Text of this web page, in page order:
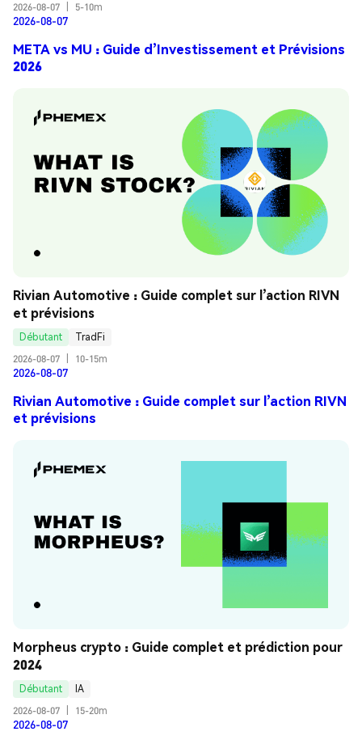
2026-08-07
5-10m
2026-08-07
META vs MU : Guide d’Investissement et Prévisions
2026
Rivian Automotive : Guide complet sur l’action RIVN
et prévisions
Débutant
TradFi
2026-08-07
10-15m
2026-08-07
Rivian Automotive : Guide complet sur l’action RIVN
et prévisions
Morpheus crypto : Guide complet et prédiction pour
2024
Débutant
IA
2026-08-07
15-20m
2026-08-07